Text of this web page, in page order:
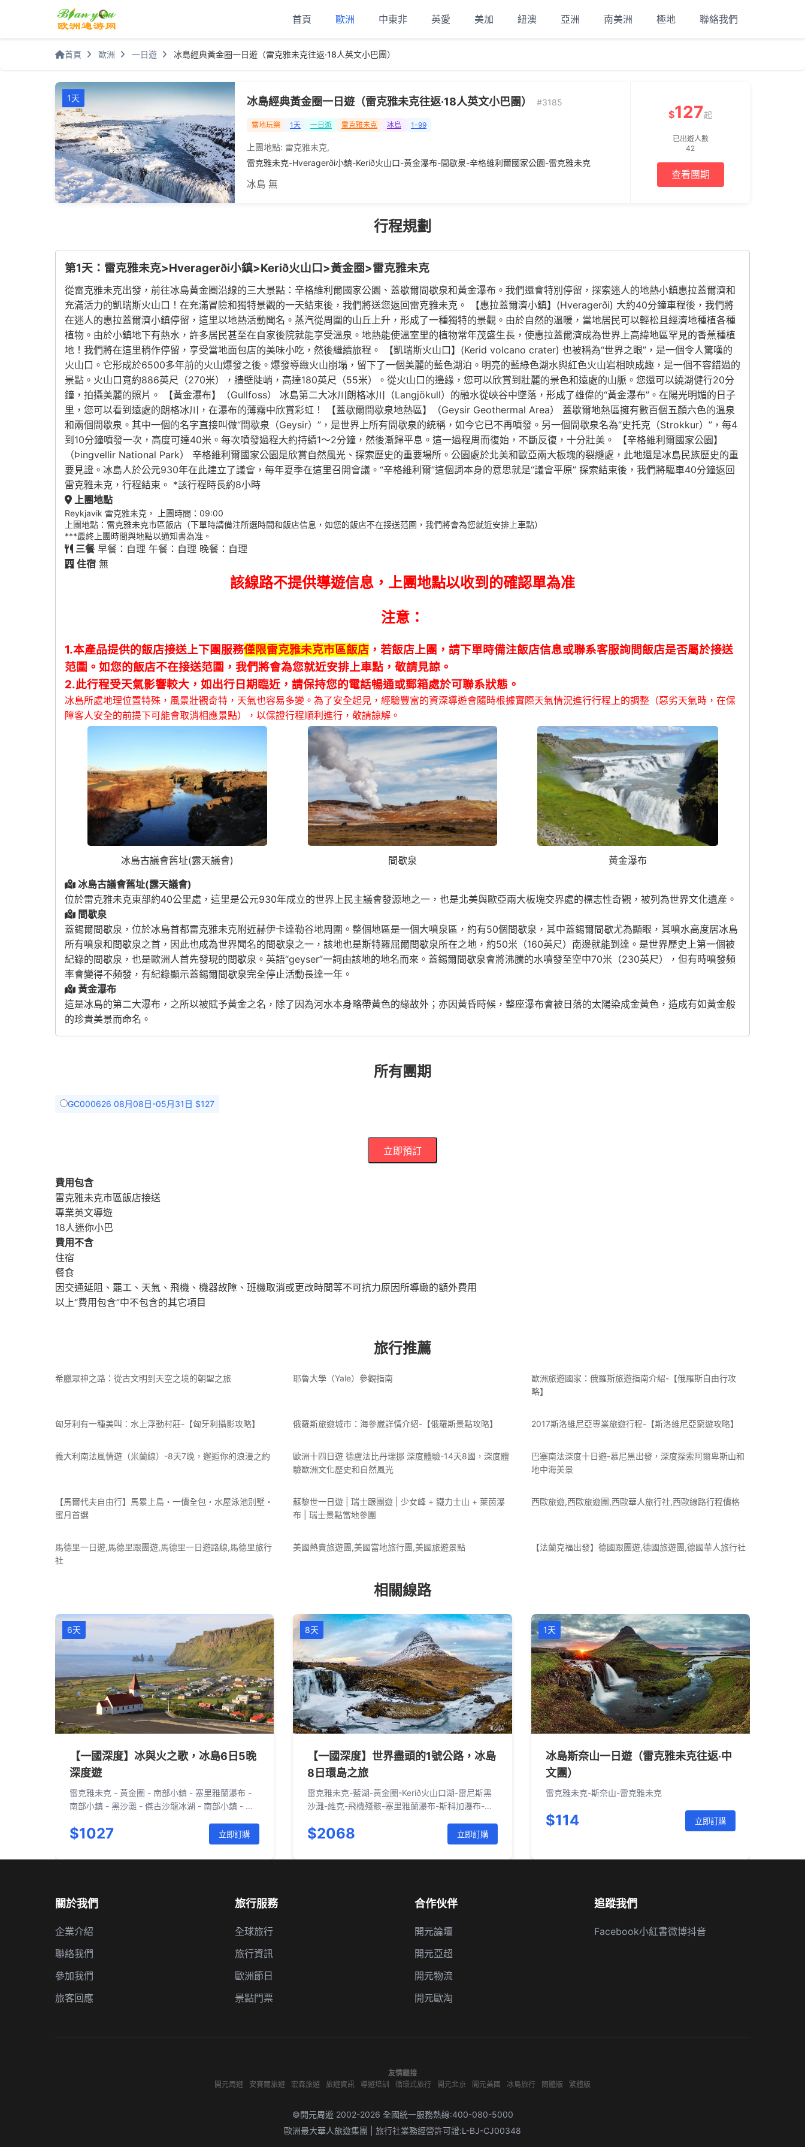
首頁 歐洲 中東非 英愛 美加 紐澳 亞洲 南美洲 極地 聯絡我們
首頁 歐洲 一日遊 冰島經典黃金圈一日遊（雷克雅未克往返·18人英文小巴團）
1天 冰島經典黃金圈一日遊（雷克雅未克往返·18人英文小巴團） #3185
當地玩樂 1天 一日遊 雷克雅未克 冰島 1-99
上團地點: 雷克雅未克,
雷克雅未克-Hveragerði小鎮-Kerið火山口-黃金瀑布-間歇泉-辛格維利爾國家公園-雷克雅未克
冰島 無
$127起
已出遊人數
42
查看團期
行程規劃
第1天：雷克雅未克>Hveragerði小鎮>Kerið火山口>黃金圈>雷克雅未克
從雷克雅未克出發，前往冰島黃金圈沿線的三大景點：辛格維利爾國家公園、蓋歇爾間歇泉和黃金瀑布。我們還會特別停留，探索迷人的地熱小鎮惠拉蓋爾濟和
充滿活力的凱瑞斯火山口！在充滿冒險和獨特景觀的一天結束後，我們將送您返回雷克雅未克。 【惠拉蓋爾濟小鎮】(Hveragerði) 大約40分鐘車程後，我們將
在迷人的惠拉蓋爾濟小鎮停留，這里以地熱活動聞名。蒸汽從周圍的山丘上升，形成了一種獨特的景觀。由於自然的溫暖，當地居民可以輕松且經濟地種植各種
植物。由於小鎮地下有熱水，許多居民甚至在自家後院就能享受溫泉。地熱能使溫室里的植物常年茂盛生長，使惠拉蓋爾濟成為世界上高緯地區罕見的香蕉種植
地！我們將在這里稍作停留，享受當地面包店的美味小吃，然後繼續旅程。 【凱瑞斯火山口】(Kerid volcano crater) 也被稱為“世界之眼”，是一個令人驚嘆的
火山口。它形成於6500多年前的火山爆發之後。爆發導緻火山崩塌，留下了一個美麗的藍色湖泊。明亮的藍綠色湖水與紅色火山岩相映成趣，是一個不容錯過的
景點。火山口寬約886英尺（270米），牆壁陡峭，高達180英尺（55米）。從火山口的邊緣，您可以欣賞到壯麗的景色和遠處的山脈。您還可以繞湖健行20分
鐘，拍攝美麗的照片。 【黃金瀑布】（Gullfoss） 冰島第二大冰川朗格冰川（Langjökull）的融水從峽谷中墜落，形成了雄偉的“黃金瀑布”。在陽光明媚的日子
里，您可以看到遠處的朗格冰川，在瀑布的薄霧中欣賞彩虹！ 【蓋歇爾間歇泉地熱區】（Geysir Geothermal Area） 蓋歇爾地熱區擁有數百個五顏六色的溫泉
和兩個間歇泉。其中一個的名字直接叫做“間歇泉（Geysir）”，是世界上所有間歇泉的統稱，如今它已不再噴發。另一個間歇泉名為“史托克（Strokkur）”，每4
到10分鐘噴發一次，高度可達40米。每次噴發過程大約持續1～2分鐘，然後漸歸平息。這一過程周而復始，不斷反復，十分壯美。 【辛格維利爾國家公園】
（Þingvellir National Park） 辛格維利爾國家公園是欣賞自然風光、探索歷史的重要場所。公園處於北美和歐亞兩大板塊的裂縫處，此地還是冰島民族歷史的重
要見證。冰島人於公元930年在此建立了議會，每年夏季在這里召開會議。“辛格維利爾”這個詞本身的意思就是“議會平原” 探索結束後，我們將驅車40分鐘返回
雷克雅未克，行程結束。 *該行程時長約8小時
上團地點
Reykjavik 雷克雅未克， 上團時間：09:00
上團地點：雷克雅未克市區飯店（下單時請備注所選時間和飯店信息，如您的飯店不在接送范圍，我們將會為您就近安排上車點）
***最終上團時間與地點以通知書為准。
三餐早餐：自理 午餐：自理 晚餐：自理
住宿 無
該線路不提供導遊信息，上團地點以收到的確認單為准
注意：
1.本產品提供的飯店接送上下團服務僅限雷克雅未克市區飯店 ，若飯店上團，請下單時備注飯店信息或聯系客服詢問飯店是否屬於接送
范圍。如您的飯店不在接送范圍，我們將會為您就近安排上車點，敬請見諒。
2.此行程受天氣影響較大，如出行日期臨近，請保持您的電話暢通或郵箱處於可聯系狀態。
冰島所處地理位置特殊，風景壯觀奇特，天氣也容易多變。為了安全起見，經驗豐富的資深導遊會隨時根據實際天氣情況進行行程上的調整（惡劣天氣時，在保
障客人安全的前提下可能會取消相應景點），以保證行程順利進行，敬請諒解。
冰島古議會舊址(露天議會) 間歇泉
黃金瀑布
冰島古議會舊址(露天議會)
位於雷克雅未克東部約40公里處，這里是公元930年成立的世界上民主議會發源地之一，也是北美與歐亞兩大板塊交界處的標志性奇觀，被列為世界文化遺產。
間歇泉
蓋錫爾間歇泉，位於冰島首都雷克雅未克附近赫伊卡達勒谷地周圍。整個地區是一個大噴泉區，約有50個間歇泉，其中蓋錫爾間歇尤為顯眼，其噴水高度居冰島
所有噴泉和間歇泉之首，因此也成為世界聞名的間歇泉之一，該地也是斯特羅屈爾間歇泉所在之地，約50米（160英尺）南邊就能到達。是世界歷史上第一個被
紀錄的間歇泉，也是歐洲人首先發現的間歇泉。英語“geyser”一詞由該地的地名而來。蓋錫爾間歇泉會將沸騰的水噴發至空中70米（230英尺），但有時噴發頻
率會變得不頻發，有紀錄顯示蓋錫爾間歇泉完全停止活動長達一年。
黃金瀑布
這是冰島的第二大瀑布，之所以被賦予黃金之名，除了因為河水本身略帶黃色的緣故外；亦因黃昏時候，整座瀑布會被日落的太陽染成金黃色，造成有如黃金般
的珍貴美景而命名。
所有團期
GC000626 08月08日-05月31日 $127
立即預訂
費用包含
雷克雅未克市區飯店接送
專業英文導遊
18人迷你小巴
費用不含
住宿
餐食
因交通延阻、罷工、天氣、飛機、機器故障、班機取消或更改時間等不可抗力原因所導緻的額外費用
以上“費用包含”中不包含的其它項目
旅行推薦
希臘眾神之路：從古文明到天空之境的朝聖之旅 耶魯大學（Yale）參觀指南
歐洲旅遊國家：俄羅斯旅遊指南介紹-【俄羅斯自由行攻
略】
匈牙利有一種美叫：水上浮動村莊-【匈牙利攝影攻略】 俄羅斯旅遊城市：海參崴詳情介紹-【俄羅斯景點攻略】 2017斯洛維尼亞專業旅遊行程-【斯洛維尼亞窮遊攻略】
義大利南法風情遊（米蘭線）-8天7晚，邂逅你的浪漫之約
歐洲十四日遊 德盧法比丹瑞挪 深度體驗-14天8國，深度體
驗歐洲文化歷史和自然風光
巴塞南法深度十日遊-慕尼黑出發，深度探索阿爾卑斯山和
地中海美景
【馬爾代夫自由行】馬累上島・一價全包・水屋泳池別墅・
蜜月首選
蘇黎世一日遊 | 瑞士跟團遊 | 少女峰 + 鐵力士山 + 萊茵瀑
布 | 瑞士景點當地參團
西歐旅遊,西歐旅遊團,西歐華人旅行社,西歐線路行程價格
馬德里一日遊,馬德里跟團遊,馬德里一日遊路線,馬德里旅行
社
美國熱賣旅遊團,美國當地旅行團,美國旅遊景點 【法蘭克福出發】德國跟團遊,德國旅遊團,德國華人旅行社
相關線路
6天
【一國深度】冰與火之歌，冰島6日5晚
深度遊
雷克雅未克 - 黃金圈 - 南部小鎮 - 塞里雅蘭瀑布 -
南部小鎮 - 黑沙灘 - 傑古沙龍冰湖 - 南部小鎮 - 雷
雅未克
$1027 立即訂購
8天
【一國深度】世界盡頭的1號公路，冰島
8日環島之旅
雷克雅未克-藍湖-黃金圈-Kerið火山口湖-雷尼斯黑
沙灘-維克-飛機殘骸-塞里雅蘭瀑布-斯科加瀑布-傑
米湖-眾神瀑布-阿克雷里-雷克霍特-斯奈山半島-雷
$2068 立即訂購
1天
冰島斯奈山一日遊（雷克雅未克往返·中
文團）
雷克雅未克-斯奈山-雷克雅未克
$114 立即訂購
關於我們
企業介紹
聯絡我們
參加我們
旅客回應
旅行服務
全球旅行
旅行資訊
歐洲節日
景點門票
合作伙伴
開元論壇
開元亞超
開元物流
開元歐淘
追蹤我們
Facebook小紅書微博抖音
友情鏈接
開元周遊
安賽爾旅遊 宏森旅遊 旅遊資訊 導遊培訓 循環式旅行 開元北京 開元美國 冰島旅行 簡體版 繁體版
©開元周遊 2002-2026 全國統一服務熱線:400-080-5000
歐洲最大華人旅遊集團 | 旅行社業務經營許可證:L-BJ-CJ00348